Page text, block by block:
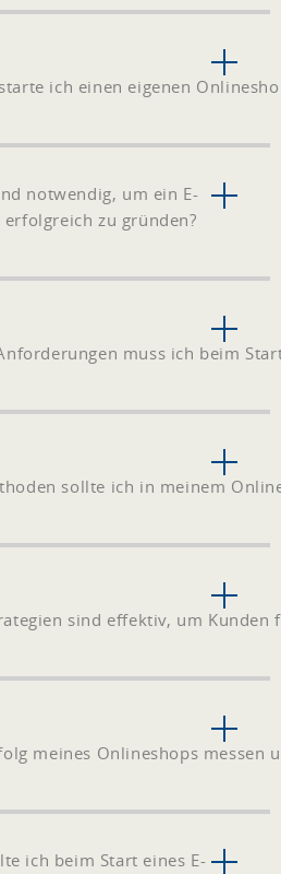
ich einen eigenen
notwendig, um ein E-
erfolgreich zu gründen?
muss ich beim
sollte ich in meinem
sind effektiv, um Kunden
meines Onlineshops messen
ich beim Start eines E-